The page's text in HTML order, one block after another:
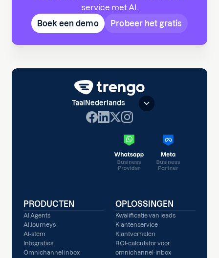
service met AI.
Boek een demo
Probeer het gratis
Taal Nederlands
PRODUCTEN
AI Agents
AI Journeys
AI-stem
Integraties
Omnichannel inbox
OPLOSSINGEN
Kwalificatie van leads
Klantenservice
Klantverhalen
ROI-calculator voor
omnichannel-inbox